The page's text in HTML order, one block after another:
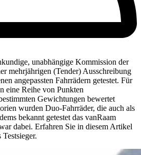
unabhängige Kommission der
mehrjährigen (Tender) Ausschreibung
angepassten Fahrrädern getestet. Für
eine Reihe von Punkten
Gewichtungen bewertet
wurden Duo-Fahrräder, die auch als
bekannt getestet das vanRaam
dabei. Erfahren Sie in diesem Artikel